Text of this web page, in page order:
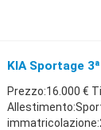
KIA Sportage
Prezzo:16.000 €